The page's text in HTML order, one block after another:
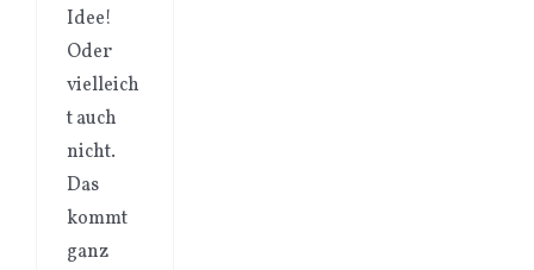
Idee!
Oder
vielleich
t auch
nicht.
Das
kommt
ganz